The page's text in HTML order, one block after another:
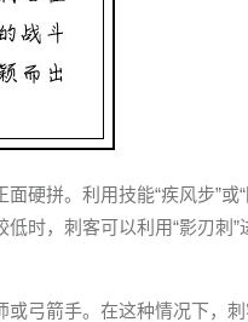
硬拼。利用技能“疾风步”或
时，刺客可以利用“影刃刺”
弓箭手。在这种情况下，